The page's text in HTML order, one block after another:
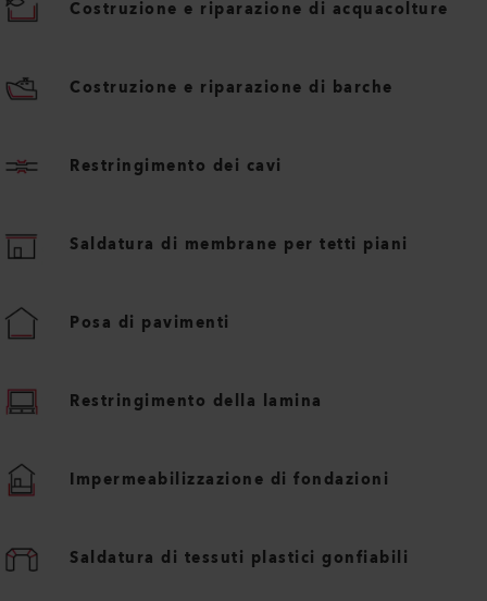
Costruzione e riparazione di acquacolture
Costruzione e riparazione di barche
Restringimento dei cavi
Saldatura di membrane per tetti piani
Posa di pavimenti
Restringimento della lamina
Impermeabilizzazione di fondazioni
Saldatura di tessuti plastici gonfiabili